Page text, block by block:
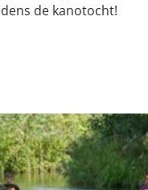
de kanotocht!